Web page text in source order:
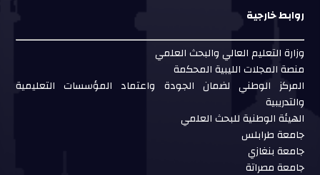
روابط خارجية
وزارة التعليم العالي والبحث العلمي
منصة المجلات الليبية المحكمة
المركز الوطني لضمان الجودة واعتماد المؤسسات التعليمية
والتدريبية
الهيئة الوطنية للبحث العلمي
جامعة طرابلس
جامعة بنغازي
جامعة مصراتة